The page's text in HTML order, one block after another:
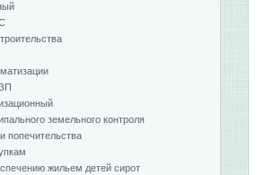
земельного контроля
попечительства
жильем детей сирот